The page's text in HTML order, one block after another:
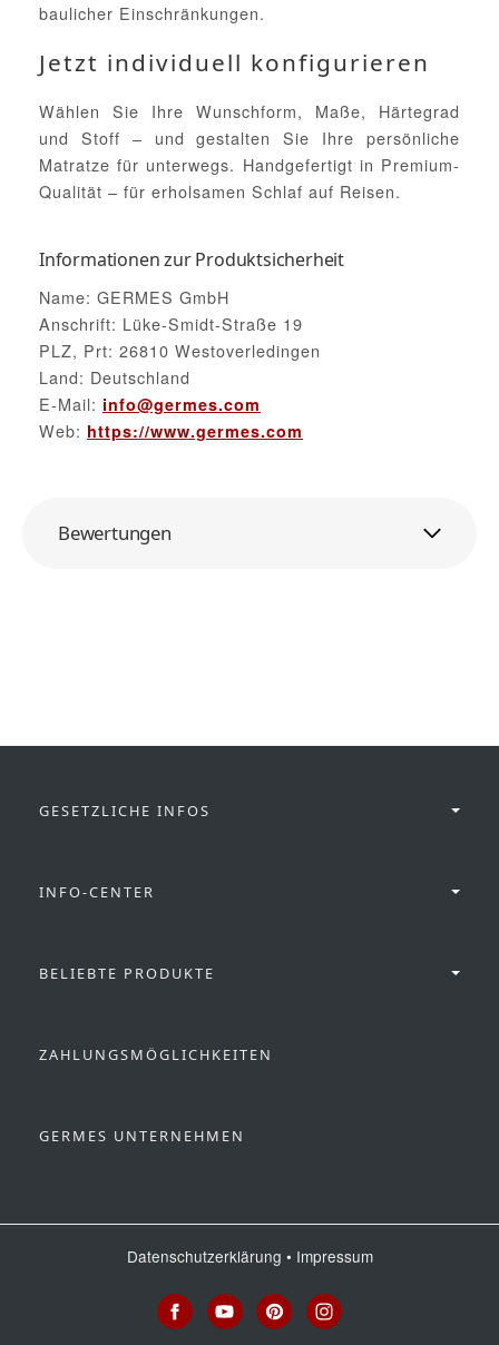
baulicher Einschränkungen.
Jetzt individuell konfigurieren
Wählen Sie Ihre Wunschform, Maße, Härtegrad
und Stoff – und gestalten Sie Ihre persönliche
Matratze für unterwegs. Handgefertigt in Premium-
Qualität – für erholsamen Schlaf auf Reisen.
Informationen zur Produktsicherheit
Name: GERMES GmbH
Anschrift: Lüke-Smidt-Straße 19
PLZ, Prt: 26810 Westoverledingen
Land: Deutschland
E-Mail: info@germes.com
Web: https://www.germes.com
Bewertungen
GESETZLICHE INFOS
INFO-CENTER
BELIEBTE PRODUKTE
ZAHLUNGSMÖGLICHKEITEN
GERMES UNTERNEHMEN
Datenschutzerklärung • Impressum